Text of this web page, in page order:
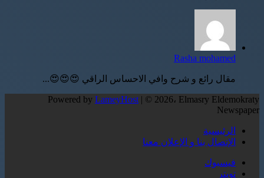
Rasha mohamed
مقال رائع و شرح وافي الاحساس الراقي 😍😍😍...
Powered by LameyHost | © 2026، Elmasry Eldemokraty
Newspaper
الرئيسية
الإتصال بنا و الإعلان معنا
فيسبوك
تويتر